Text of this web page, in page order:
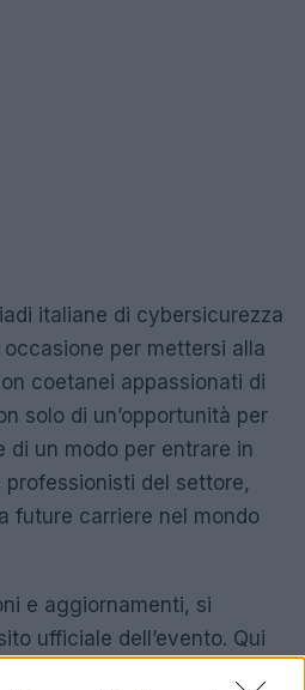
italiane di cybersicurezza
occasione per mettersi alla
coetanei appassionati di
solo di un’opportunità per
di un modo per entrare in
del settore,
future carriere nel mondo
e aggiornamenti, si
ufficiale dell’evento. Qui